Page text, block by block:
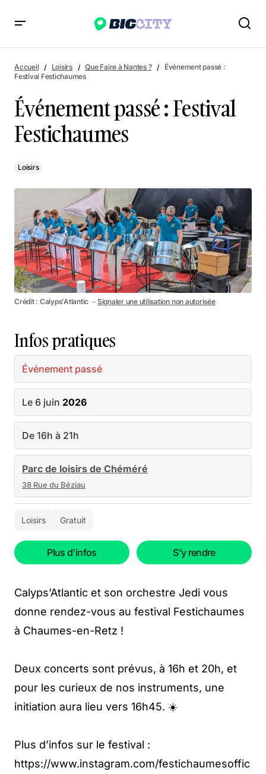
Événement passé : Festival Festichaumes
Accueil Loisirs Que Faire à Nantes ?
Événement passé :
Festival Festichaumes
Événement passé : Festival
Festichaumes
Loisirs
Crédit : Calyps'Atlantic － Signaler une utilisation non autorisée
Infos pratiques
Événement passé
Le 6 juin 2026
De 16h à 21h
Parc de loisirs de Chéméré
38 Rue du Béziau
Loisirs Gratuit
Plus d'infos S'y rendre
Calyps’Atlantic et son orchestre Jedi vous
donne rendez-vous au festival Festichaumes
à Chaumes-en-Retz !
Deux concerts sont prévus, à 16h et 20h, et
pour les curieux de nos instruments, une
initiation aura lieu vers 16h45. ☀️
Plus d’infos sur le festival :
https://www.instagram.com/festichaumesoffic